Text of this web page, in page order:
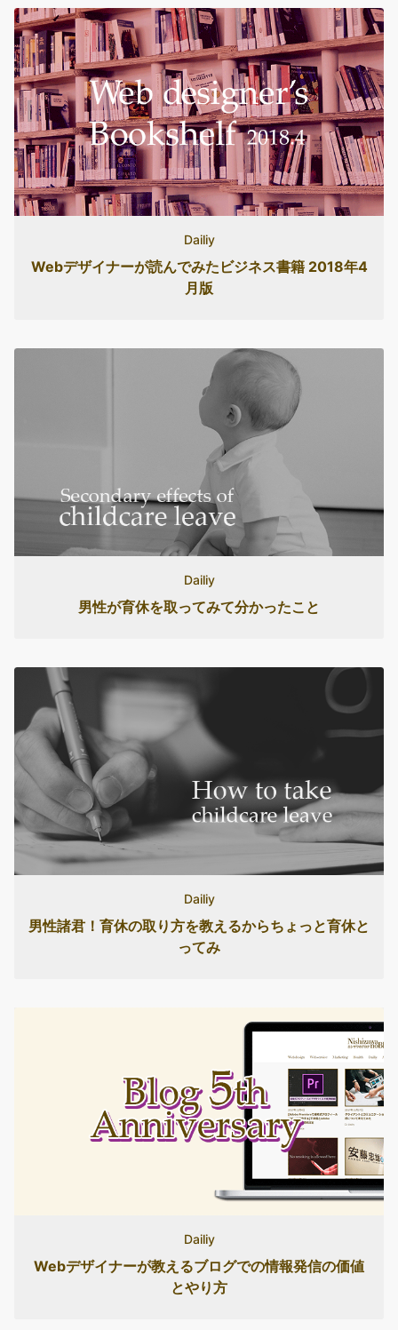
Dailiy
Webデザイナーが読んでみたビジネス書籍 2018年4
月版
Dailiy
男性が育休を取ってみて分かったこと
Dailiy
男性諸君！育休の取り方を教えるからちょっと育休と
ってみ
Dailiy
Webデザイナーが教えるブログでの情報発信の価値
とやり方